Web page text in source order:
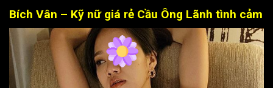
Bích Vân – Kỹ nữ giá rẻ Cầu Ông Lãnh tình cảm